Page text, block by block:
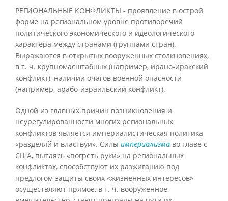
РЕГИОНАЛЬНЫЕ КОНФЛИКТЫ - проявление в острой
форме на региональном уровне противоречий
политического экономического и идеологического
характера между странами (группами стран).
Выражаются в открытых вооруженных столкновениях,
в т. ч. крупномасштабных (например, ирано-иракский
конфликт), наличии очагов военной опасности
(например, арабо-израильский конфликт).
Одной из главных причин возникновения и
неурегулированности многих региональных
конфликтов является империалистическая политика
«разделяй и властвуй». Силы империализма во главе с
США, пытаясь «погреть руки» на региональных
конфликтах, способствуют их разжиганию под
предлогом защиты своих «жизненных интересов»
осуществляют прямое, в т. ч. вооруженное,